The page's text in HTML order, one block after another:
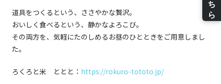
道具をつくるという、ささやかな贅沢。
おいしく食べるという、静かなよろこび。
その両方を、気軽にたのしめるお昼のひとときをご用意しまし
た。
ろくろと米 ととと： https://rokuro-tototo.jp/